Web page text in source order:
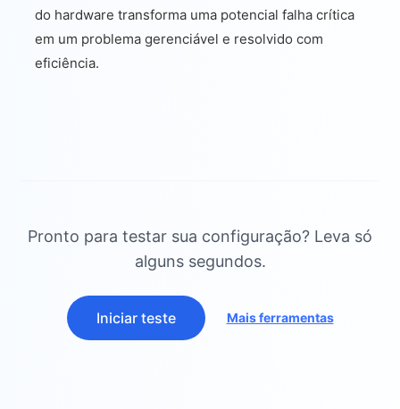
do hardware transforma uma potencial falha crítica
em um problema gerenciável e resolvido com
eficiência.
Pronto para testar sua configuração? Leva só
alguns segundos.
Iniciar teste Mais ferramentas